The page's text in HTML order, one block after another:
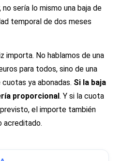
sería lo mismo una baja de
temporal de dos meses
importa. No hablamos de una
para todos, sino de una
ya abonadas. Si la baja
proporcional . Y si la cuota
el importe también
acreditado.